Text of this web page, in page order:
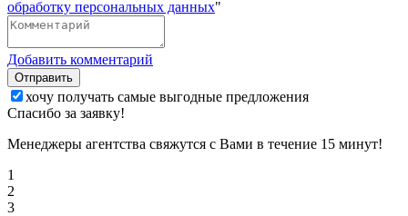
обработку персональных данных"
Добавить комментарий
Отправить
хочу получать самые выгодные предложения
Спасибо за заявку!
Менеджеры агентства свяжутся с Вами в течение 15 минут!
1
2
3